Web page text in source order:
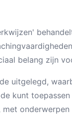
belang zijn
uitgelegd,
kunt